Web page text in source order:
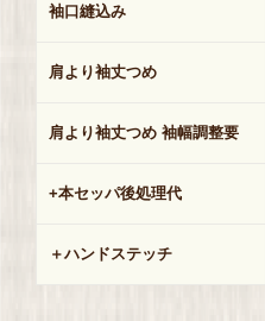
袖口縫込み
肩より袖丈つめ
肩より袖丈つめ 袖幅調整要
+本セッパ後処理代
＋ハンドステッチ